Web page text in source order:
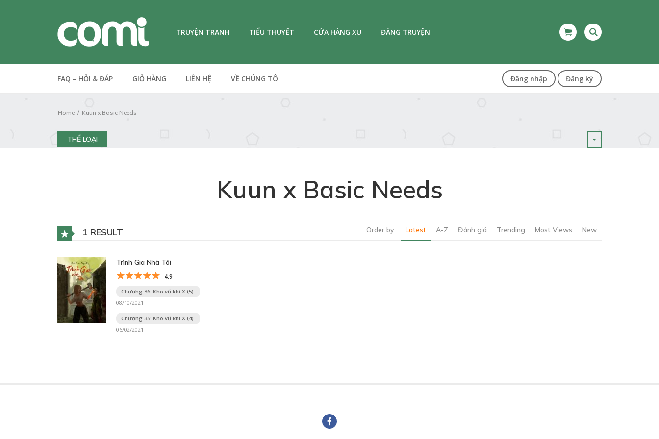
TRUYỆN TRANH TIỂU THUYẾT CỬA HÀNG XU ĐĂNG TRUYỆN
FAQ – HỎI & ĐÁP GIỎ HÀNG LIÊN HỆ VỀ CHÚNG TÔI Đăng nhập Đăng ký
Home Kuun x Basic Needs
THỂ LOẠI
Kuun x Basic Needs
1 RESULT Order by Latest A-Z Đánh giá Trending Most Views New
Trình Gia Nhà Tôi
4.9
Chương 36: Kho vũ khí X (5).
08/10/2021
Chương 35: Kho vũ khí X (4).
06/02/2021